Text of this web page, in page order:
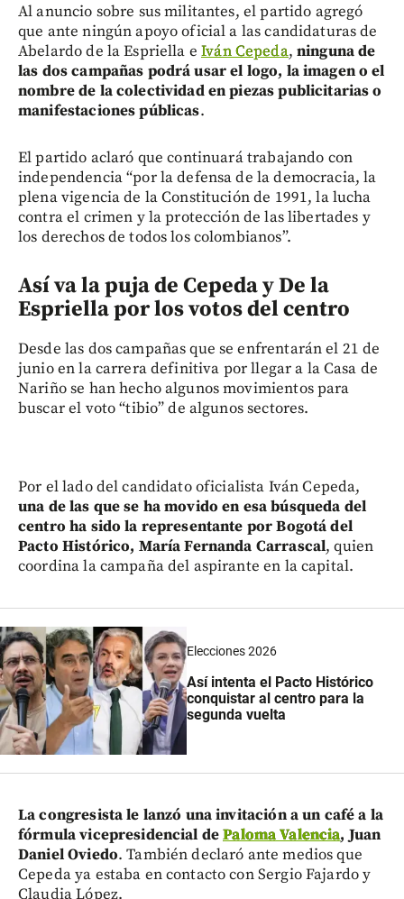
Al anuncio sobre sus militantes, el partido agregó
que ante ningún apoyo oficial a las candidaturas de
Abelardo de la Espriella eIván Cepeda,ninguna de
las dos campañas podrá usar el logo, la imagen o el
nombre de la colectividad en piezas publicitarias o
manifestaciones públicas.
El partido aclaró que continuará trabajando con
independencia “por la defensa de la democracia, la
plena vigencia de la Constitución de 1991, la lucha
contra el crimen y la protección de las libertades y
los derechos de todos los colombianos”.
Así va la puja de Cepeda y De la
Espriella por los votos del centro
Desde las dos campañas que se enfrentarán el 21 de
junio en la carrera definitiva por llegar a la Casa de
Nariño se han hecho algunos movimientos para
buscar el voto “tibio” de algunos sectores.
Por el lado del candidato oficialista Iván Cepeda,
una de las que se ha movido en esa búsqueda del
centro ha sido la representante por Bogotá del
Pacto Histórico, María Fernanda Carrascal, quien
coordina la campaña del aspirante en la capital.
Elecciones 2026
Así intenta el Pacto Histórico
conquistar al centro para la
segunda vuelta
La congresista le lanzó una invitación a un café a la
fórmula vicepresidencial dePaloma Valencia, Juan
Daniel Oviedo. También declaró ante medios que
Cepeda ya estaba en contacto con Sergio Fajardo y
Claudia López.